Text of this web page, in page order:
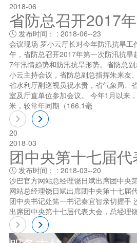
2018-06
省防总召开2017
发布时间： : 2018-06--23
会议现场 罗小云厅长对今年防汛抗旱
午，省防总召开2017年第一次防汛抗旱
7年汛情趋势和防汛抗旱形势。省防总
小云主持会议，省防总副总指挥朱来友
省水利厅副巡视员祝水贵，省气象局、
室及厅直单位参加会议。 今年1月以来
米，较常年同期（166.1毫
20
2018-03
团中央第十七届
发布时间： : 2018-03--20
沙巴官方网站总经理饶日斌出席团中央
网站总经理饶日斌出席团中央第十七届
团中央书记处笫一书记秦宜智亲切握手
出席团中央第十七届代表大会，总经理